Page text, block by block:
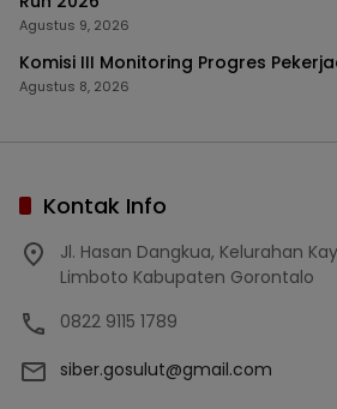
Agustus 9, 2026
Komisi III Monitoring Progres
Agustus 8, 2026
Kontak Info
Jl. Hasan Dangkua, Kelurahan
Limboto Kabupaten Gorontalo
0822 9115 1789
siber.gosulut@gmail.com